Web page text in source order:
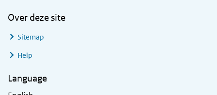
Over deze site
Sitemap
Help
Language